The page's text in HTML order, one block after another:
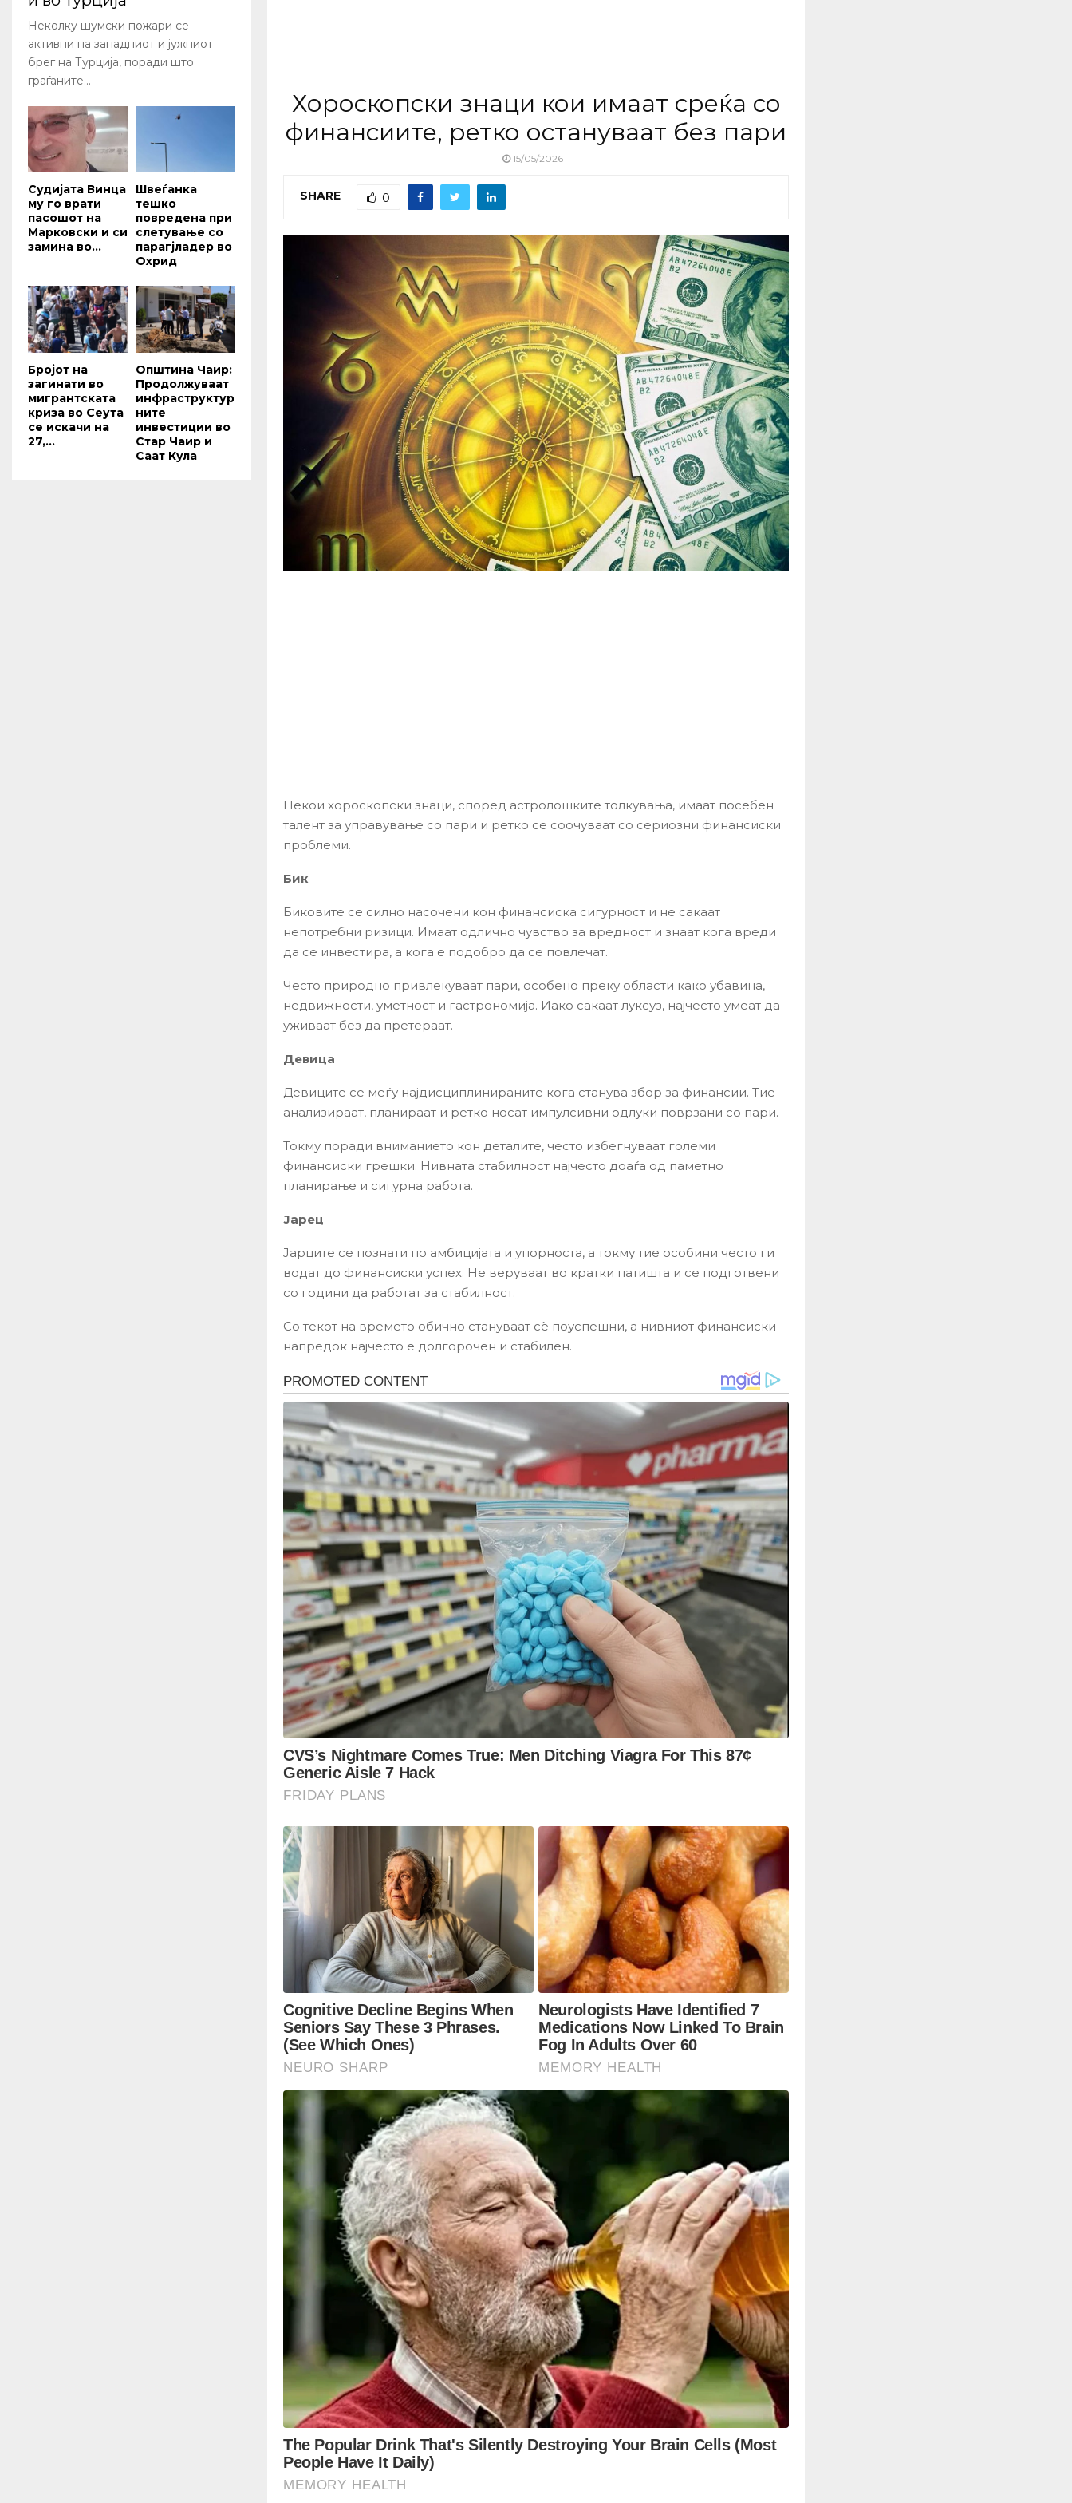
Хороскопски знаци кои имаат среќа со
финансиите, ретко остануваат без пари
15/05/2026
SHARE 0
Некои хороскопски знаци, според астролошките толкувања, имаат посебен
талент за управување со пари и ретко се соочуваат со сериозни финансиски
проблеми.
Бик
Биковите се силно насочени кон финансиска сигурност и не сакаат
непотребни ризици. Имаат одлично чувство за вредност и знаат кога вреди
да се инвестира, а кога е подобро да се повлечат.
Често природно привлекуваат пари, особено преку области како убавина,
недвижности, уметност и гастрономија. Иако сакаат луксуз, најчесто умеат да
уживаат без да претераат.
Девица
Девиците се меѓу најдисциплинираните кога станува збор за финансии. Тие
анализираат, планираат и ретко носат импулсивни одлуки поврзани со пари.
Токму поради вниманието кон деталите, често избегнуваат големи
финансиски грешки. Нивната стабилност најчесто доаѓа од паметно
планирање и сигурна работа.
Јарец
Јарците се познати по амбицијата и упорноста, а токму тие особини често ги
водат до финансиски успех. Не веруваат во кратки патишта и се подготвени
со години да работат за стабилност.
Со текот на времето обично стануваат сè поуспешни, а нивниот финансиски
напредок најчесто е долгорочен и стабилен.
Неколку шумски пожари се
активни на западниот и јужниот
брег на Турција, поради што
граѓаните...
Судијата Винца
му го врати
пасошот на
Марковски и си
замина во...
Швеѓанка
тешко
повредена при
слетување со
парагјладер во
Охрид
Бројот на
загинати во
мигрантската
криза во Сеута
се искачи на
27,...
Општина Чаир:
Продолжуваат
инфраструктур
ните
инвестиции во
Стар Чаир и
Саат Кула